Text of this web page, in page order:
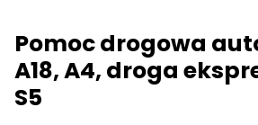
Pomoc drogowa
A18, A4, droga
S5